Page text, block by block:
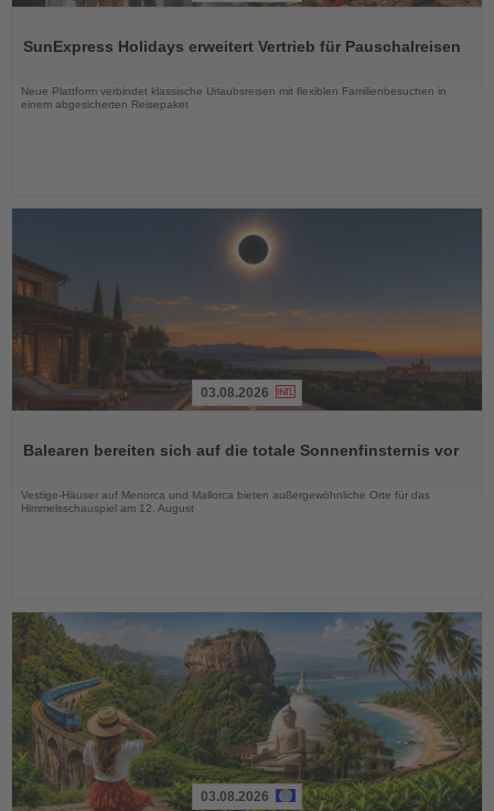
die
SunExpress Holidays erweitert Vertrieb für Pauschalreisen
Neue Plattform verbindet klassische Urlaubsreisen mit flexiblen Familienbesuchen in
einem abgesicherten Reisepaket
die
03.08.2026
Balearen bereiten sich auf die totale Sonnenfinsternis vor
Vestige-Häuser auf Menorca und Mallorca bieten außergewöhnliche Orte für das
Himmelsschauspiel am 12. August
03.08.2026